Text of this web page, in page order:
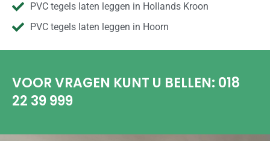
PVC tegels laten leggen in Hollands Kroon
PVC tegels laten leggen in Hoorn
VOOR VRAGEN KUNT U BELLEN: 018
22 39 999